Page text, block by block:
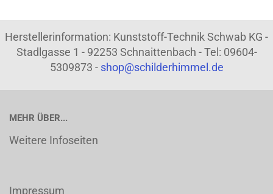
Herstellerinformation: Kunststoff-Technik Schwab KG -
Stadlgasse 1 - 92253 Schnaittenbach - Tel: 09604-
5309873 - shop@schilderhimmel.de
MEHR ÜBER...
Weitere Infoseiten
Impressum